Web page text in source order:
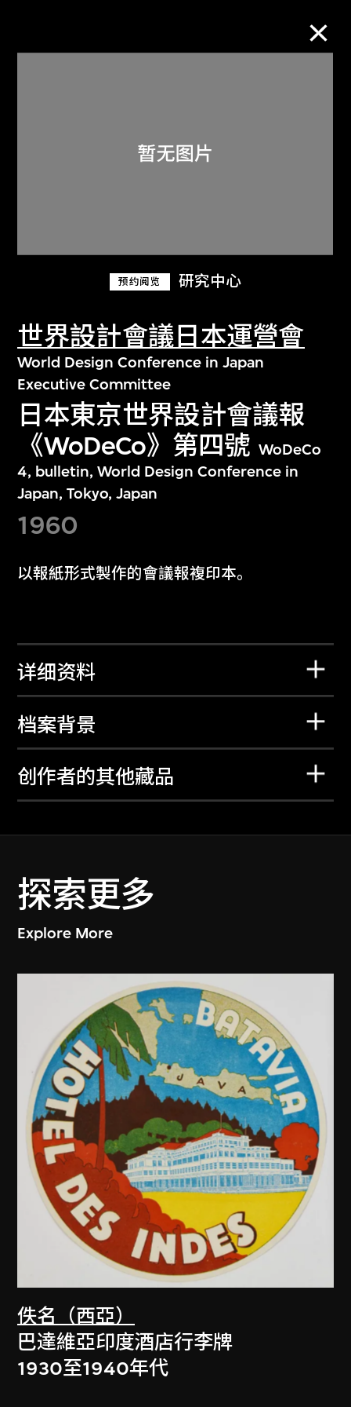
预约阅览 研究中心
世界設計會議日本運營會
World Design Conference in Japan
Executive Committee
日本東京世界設計會議報
《WoDeCo》第四號 WoDeCo
4, bulletin, World Design Conference in
Japan, Tokyo, Japan
1960
以報紙形式製作的會議報複印本。
详细资料
档案背景
创作者的其他藏品
探索更多
Explore More
佚名（西亞）
巴達維亞印度酒店行李牌
1930至1940年代
关于M+藏品
探索世界顶级的二十及二十一世纪视觉
文化藏品。